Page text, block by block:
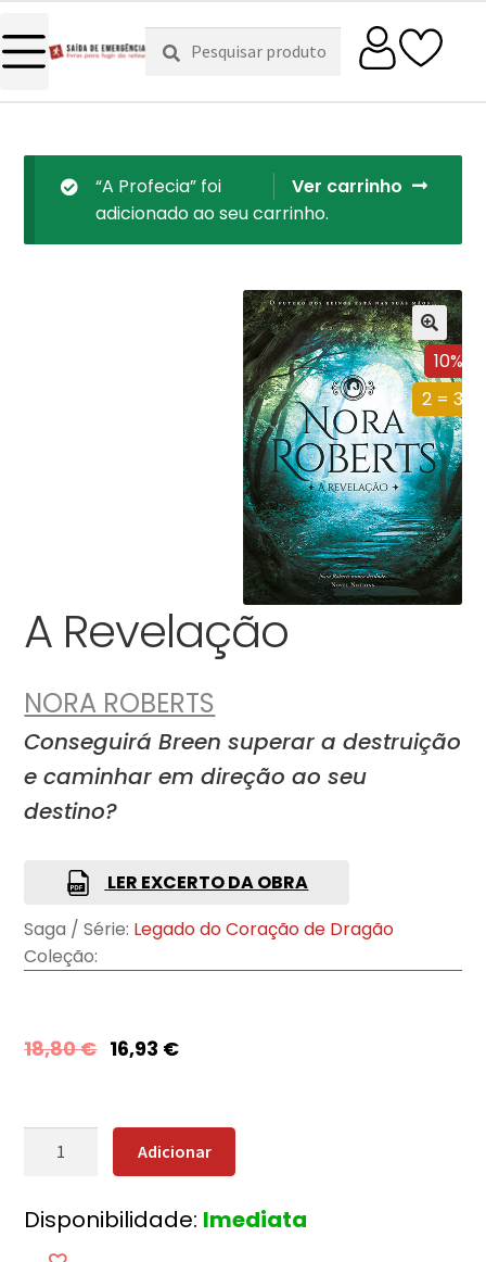
Pesquisar
por:
Pesquisa
Ver carrinho
“A Profecia” foi
adicionado ao seu carrinho.
10%
2 = 3
A Revelação
NORA ROBERTS
Conseguirá Breen superar a destruição
e caminhar em direção ao seu
destino?
LER EXCERTO DA OBRA
Saga / Série: Legado do Coração de Dragão
Coleção:
18,80€ 16,93 €
Quantidade
Revelação
Adicionar
Disponibilidade: Imediata